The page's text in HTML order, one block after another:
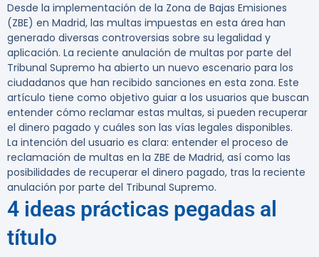
Desde la implementación de la Zona de Bajas Emisiones
(ZBE) en Madrid, las multas impuestas en esta área han
generado diversas controversias sobre su legalidad y
aplicación. La reciente anulación de multas por parte del
Tribunal Supremo ha abierto un nuevo escenario para los
ciudadanos que han recibido sanciones en esta zona. Este
artículo tiene como objetivo guiar a los usuarios que buscan
entender cómo reclamar estas multas, si pueden recuperar
el dinero pagado y cuáles son las vías legales disponibles.
La intención del usuario es clara: entender el proceso de
reclamación de multas en la ZBE de Madrid, así como las
posibilidades de recuperar el dinero pagado, tras la reciente
anulación por parte del Tribunal Supremo.
4 ideas prácticas pegadas al
título